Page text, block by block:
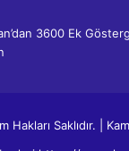
3600 Ek
Saklıdır. |